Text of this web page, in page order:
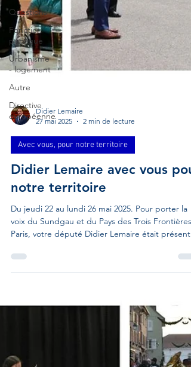
Questions
Fonction
publique
Urbanisme
- logement
Autre
Directive
européenne
Didier Lemaire
27 mai 2025
2 min de lecture
Didier Lemaire avec vous
notre territoire
Du jeudi 22 au lundi 26 mai 2025. Pour porter la
voix du Sundgau et du Pays des Trois Frontières
édition du festival cantonal du groupement des
sociétés de musique du Pays des Trois
Un grand bravo aux fanfares, orchestres et
ensembles réunis qui nous ont offert un
magnifique moment en musique. Altkirch J'ai eu